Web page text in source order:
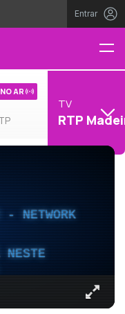
Entrar
NO AR
TV
RTP
NETWORK
NESTE